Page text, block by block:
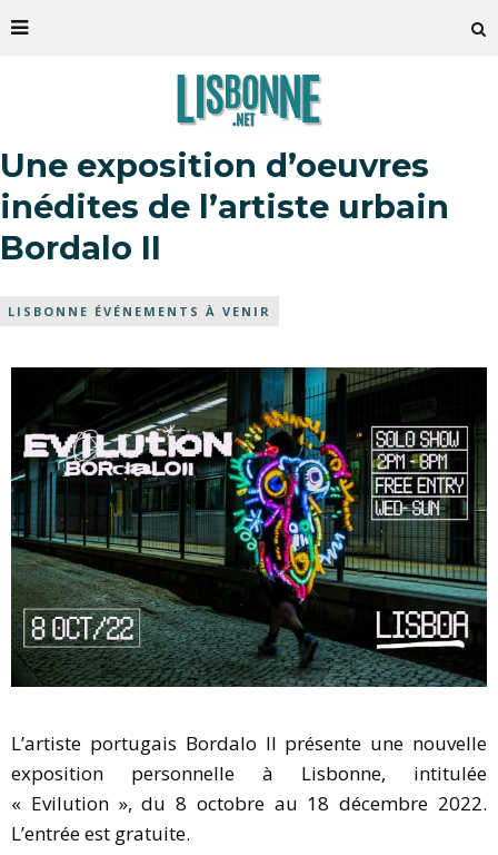
Une exposition d’oeuvres
inédites de l’artiste urbain
Bordalo II
LISBONNE ÉVÉNEMENTS À VENIR
L’artiste portugais Bordalo II présente une nouvelle
exposition personnelle à Lisbonne, intitulée
« Evilution », du 8 octobre au 18 décembre 2022.
L’entrée est gratuite.